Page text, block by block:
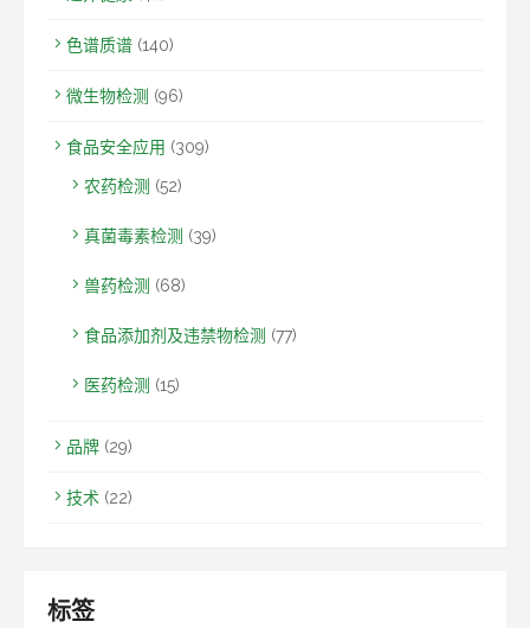
色谱质谱 (140)
微生物检测 (96)
食品安全应用 (309)
农药检测 (52)
真菌毒素检测 (39)
兽药检测 (68)
食品添加剂及违禁物检测 (77)
医药检测 (15)
品牌 (29)
技术 (22)
标签